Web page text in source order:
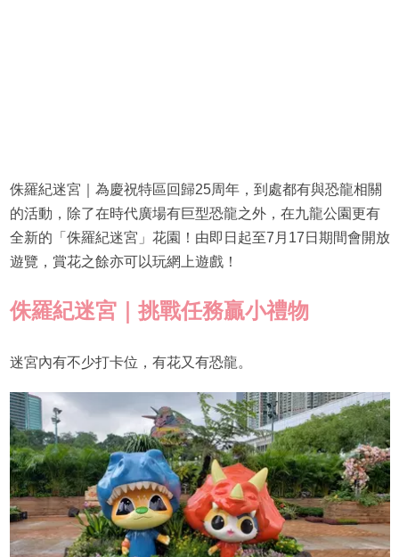
侏羅紀迷宮｜為慶祝特區回歸25周年，到處都有與恐龍相關
的活動，除了在時代廣場有巨型恐龍之外，在九龍公園更有
全新的「侏羅紀迷宮」花園！由即日起至7月17日期間會開放
遊覽，賞花之餘亦可以玩網上遊戲！
侏羅紀迷宮｜挑戰任務贏小禮物
迷宮內有不少打卡位，有花又有恐龍。